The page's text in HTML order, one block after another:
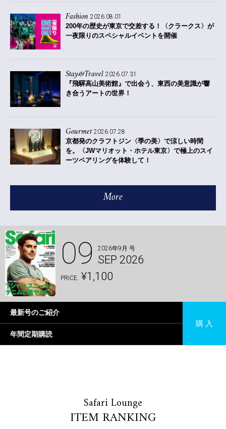
Fashion 2026.08.01
200年の歴史が東京で交差する！〈クラークス〉が
一夜限りのスペシャルイベントを開催
Stay&Travel 2026.07.31
『飛驒高山美術館』で出会う、東西の美意識が響
き合うアートの世界！
Gourmet 2026.07.28
京都発のクラフトジン〈季の美〉で涼しい時間
を。〈JWマリオット・ホテル東京〉で極上のスイ
ーツペアリングを体験して！
More
09 2026年9月 号
SEP 2026
PRICE. ¥1,100
最新号のご紹介
年間定期購読
購 入
Safari Lounge
ITEM RANKING